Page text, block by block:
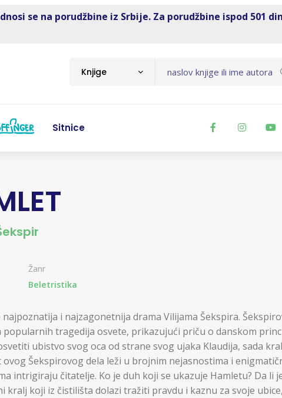
se na porudžbine iz Srbije. Za porudžbine ispod 501
Knjige
Sitnice
Žanr
Beletristika
najpoznatija i najzagonetnija drama Vilijama Šekspira.
tragedija osvete, prikazujući priču o danskom
ubistvo svog oca od strane svog ujaka Klaudija, sada
Šekspirovog dela leži u brojnim nejasnostima i
intrigiraju čitatelje. Ko je duh koji se ukazuje Hamletu? Da li
kralj koji iz čistilišta dolazi tražiti pravdu i kaznu za svoje